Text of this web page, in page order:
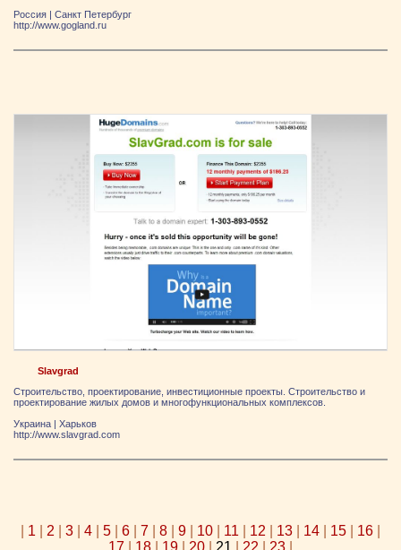
Россия
Санкт Петербург
http://www.gogland.ru
Slavgrad
Строительство, проектирование, инвестиционные проекты. Строительство и
проектирование жилых домов и многофункциональных комплексов.
Украина | Харьков
http://www.slavgrad.com
1 2 3 4 5 6 7 8 9 10 11 12 13 14 15 16
17
18 19 20 21 22 23